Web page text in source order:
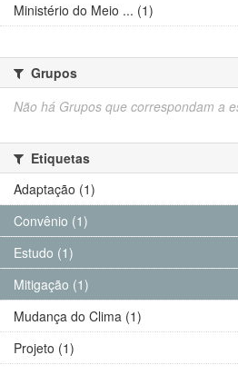
Ministério do Meio ... (1)
Grupos
Não há Grupos que correspondam a
Etiquetas
Adaptação (1)
Convênio (1)
Estudo (1)
Mitigação (1)
Mudança do Clima (1)
Projeto (1)